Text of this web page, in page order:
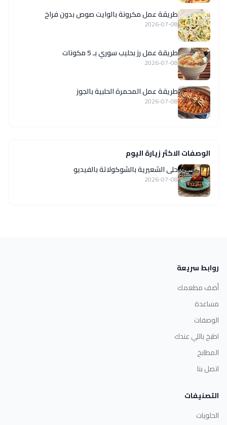
طريقة عمل مكرونة بالوايت صوص بدون فراخ
2026-07-08
طريقة عمل رز بحليب سوري بـ 5 مكونات
2026-07-08
طريقة عمل المحمرة الحلبية بالجوز
2026-07-08
الوصفات الاكثر زيارة اليوم
حلى الشعيرية بالشوكولاتة بالفيديو
2026-07-08
روابط سريعة
أضف مطعمك
مساعدة
الوصفات
اطبخ باللي عندك
المطابخ
اتصل بنا
التصنيفات
الحلويات